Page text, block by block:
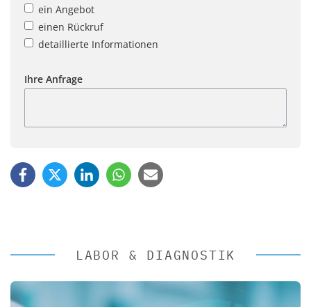
ein Angebot
einen Rückruf
detaillierte Informationen
Ihre Anfrage
LABOR & DIAGNOSTIK